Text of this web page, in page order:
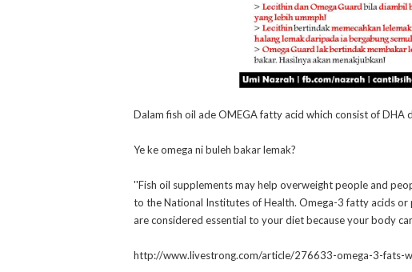
Dalam fish oil ade OMEGA fatty acid which consist of DHA
Ye ke omega ni buleh bakar lemak?
''Fish oil supplements may help overweight people and
to the National Institutes of Health. Omega-3 fatty acids
are considered essential to your diet because your body
http://www.livestrong.com/article/276633-omega-3-fats-